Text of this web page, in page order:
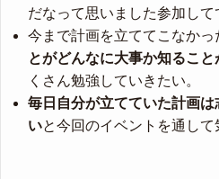
だなって思いました参加して
今まで計画を立ててこなかっ
とがどんなに大事か知ること
くさん勉強していきたい。
毎日自分が立てていた計画
いと今回のイベントを通して